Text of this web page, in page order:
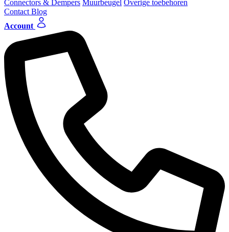
Connectors & Dempers Muurbeugel Overige toebehoren
Contact Blog
Account